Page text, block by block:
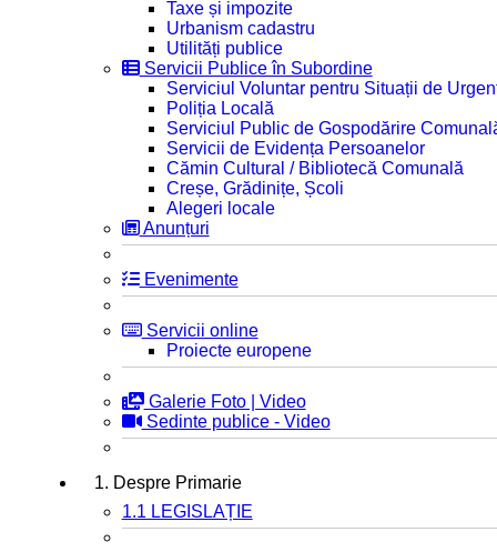
Taxe și impozite
Urbanism cadastru
Utilități publice
Servicii Publice în Subordine
Serviciul Voluntar pentru Situații de
Poliția Locală
Serviciul Public de Gospodărire
Servicii de Evidența Persoanelor
Cămin Cultural / Bibliotecă Comunală
Creșe, Grădinițe, Școli
Alegeri locale
Anunțuri
Evenimente
Servicii online
Proiecte europene
Galerie Foto | Video
Sedinte publice - Video
1. Despre Primarie
1.1 LEGISLAȚIE